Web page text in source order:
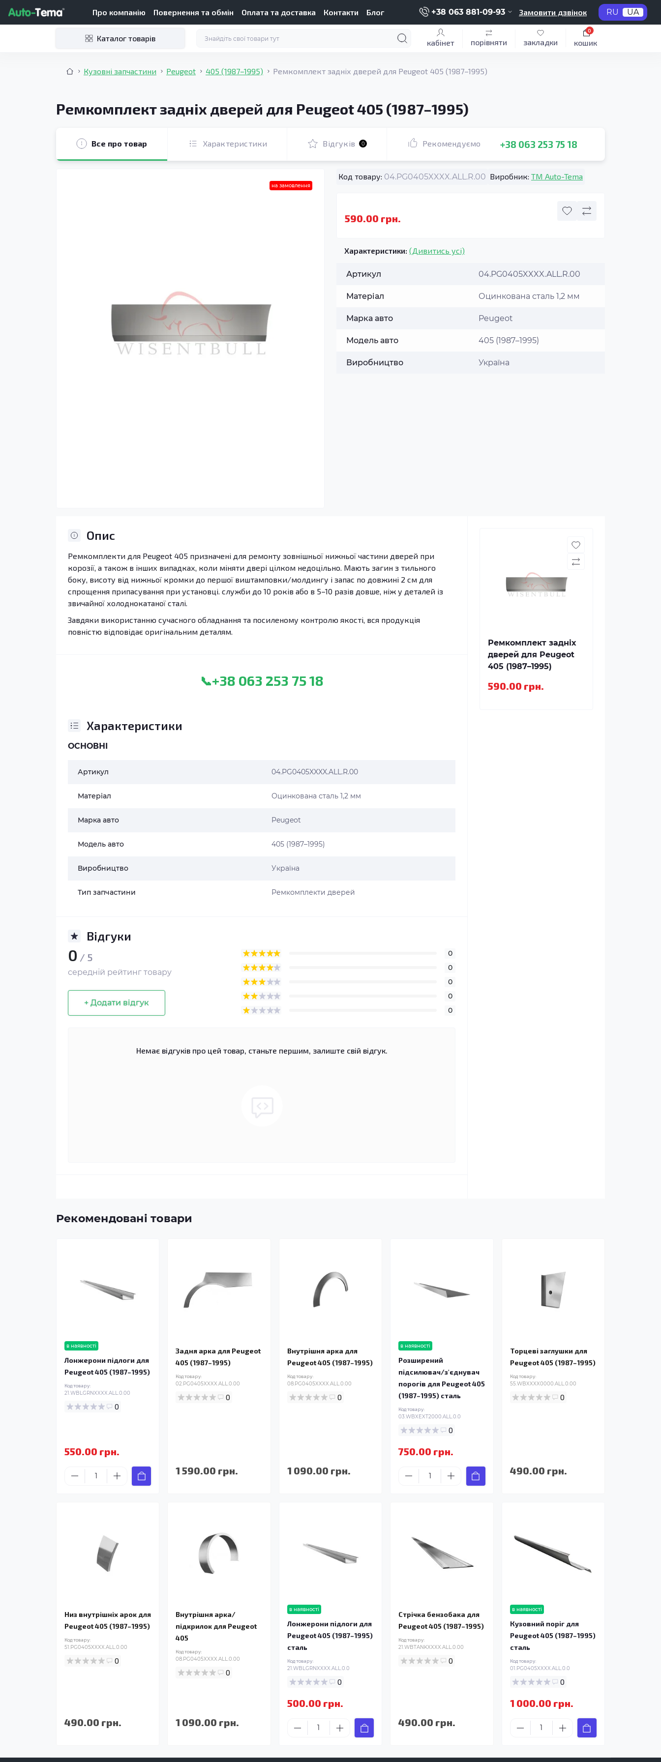
Про компанію Повернення та обмін Оплата та доставка Контакти Блог +38 063 881-09-93 Замовити дзвінок RU UA
Каталог товарів кабінет порівняти закладки кошик
0
Кузовні запчастини Peugeot 405 (1987–1995) Ремкомплект задніх дверей для Peugeot 405 (1987–1995)
Ремкомплект задніх дверей для Peugeot 405 (1987–1995)
Все про товар Характеристики Відгуків 0 Рекомендуємо +38 063 253 75 18
на замовлення
Код товару: 04.PG0405XXXX.ALL.R.00 Виробник: TM Auto-Tema
590.00 грн.
Характеристики: (Дивитись усі)
Артикул 04.PG0405XXXX.ALL.R.00
Матеріал Оцинкована сталь 1,2 мм
Марка авто Peugeot
Модель авто 405 (1987–1995)
Виробництво Україна
Опис
Ремкомплекти для Peugeot 405 призначені для ремонту зовнішньої нижньої частини дверей при
корозії, а також в інших випадках, коли міняти двері цілком недоцільно. Мають загин з тильного
боку, висоту від нижньої кромки до першої виштамповки/молдингу і запас по довжині 2 см для
спрощення припасування при установці. служби до 10 років або в 5–10 разів довше, ніж у деталей із
звичайної холоднокатаної сталі.
Завдяки використанню сучасного обладнання та посиленому контролю якості, вся продукція
повністю відповідає оригінальним деталям.
📞+38 063 253 75 18
Характеристики
ОСНОВНІ
Артикул 04.PG0405XXXX.ALL.R.00
Матеріал Оцинкована сталь 1,2 мм
Марка авто Peugeot
Модель авто 405 (1987–1995)
Виробництво Україна
Тип запчастини Ремкомплекти дверей
Відгуки
0 / 5
середній рейтинг товару
+ Додати відгук
0
0
0
0
0
Немає відгуків про цей товар, станьте першим, залиште свій відгук.
Ремкомплект задніх
дверей для Peugeot
405 (1987–1995)
590.00 грн.
Рекомендовані товари
в наявності
Лонжерони підлоги для
Peugeot 405 (1987–1995)
Код товару:
21.WBLGRNXXXX.ALL.0.00
0
550.00 грн.
Задня арка для Peugeot
405 (1987–1995)
Код товару:
02.PG0405XXXX.ALL.0.00
0
1 590.00 грн.
Внутрішня арка для
Peugeot 405 (1987–1995)
Код товару:
08.PG0405XXXX.ALL.0.00
0
1 090.00 грн.
в наявності
Розширений
підсилювач/з'єднувач
порогів для Peugeot 405
(1987–1995) сталь
Код товару:
03.WBXEXT2000.ALL.0.0
0
750.00 грн.
Торцеві заглушки для
Peugeot 405 (1987–1995)
Код товару:
55.WBXXXX0000.ALL.0.00
0
490.00 грн.
Низ внутрішніх арок для
Peugeot 405 (1987–1995)
Код товару:
51.PG0405XXXX.ALL.0.00
0
490.00 грн.
Внутрішня арка/
підкрилок для Peugeot
405
Код товару:
08.PG0405XXXX.ALL.0.00
0
1 090.00 грн.
в наявності
Лонжерони підлоги для
Peugeot 405 (1987–1995)
сталь
Код товару:
21.WBLGRNXXXX.ALL.0.0
0
500.00 грн.
Стрічка бензобака для
Peugeot 405 (1987–1995)
Код товару:
21.WBTANKXXXX.ALL.0.00
0
490.00 грн.
в наявності
Кузовний поріг для
Peugeot 405 (1987–1995)
сталь
Код товару:
01.PG0405XXXX.ALL.0.0
0
1 000.00 грн.